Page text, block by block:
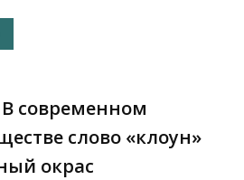
современном
слово «клоун»
окрас